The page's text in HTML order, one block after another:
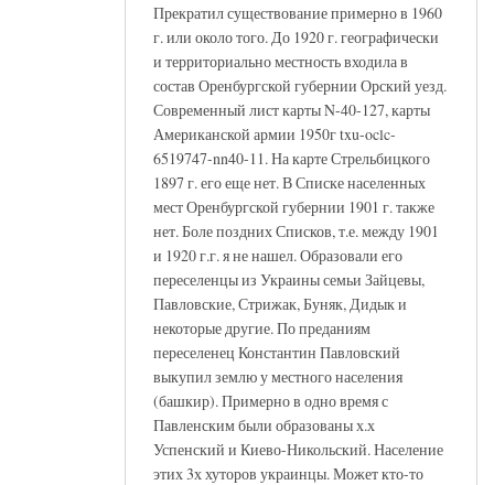
Прекратил существование примерно в 1960
г. или около того. До 1920 г. географически
и территориально местность входила в
состав Оренбургской губернии Орский уезд.
Современный лист карты N-40-127, карты
Американской армии 1950г txu-oclc-
6519747-nn40-11. На карте Стрельбицкого
1897 г. его еще нет. В Списке населенных
мест Оренбургской губернии 1901 г. также
нет. Боле поздних Списков, т.е. между 1901
и 1920 г.г. я не нашел. Образовали его
переселенцы из Украины семьи Зайцевы,
Павловские, Стрижак, Буняк, Дидык и
некоторые другие. По преданиям
переселенец Константин Павловский
выкупил землю у местного населения
(башкир). Примерно в одно время с
Павленским были образованы х.х
Успенский и Киево-Никольский. Население
этих 3х хуторов украинцы. Может кто-то